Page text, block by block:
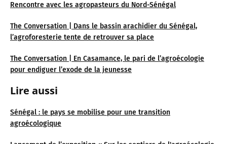
Rencontre avec les agropasteurs du Nord-Sénégal
The Conversation | Dans le bassin arachidier du Sénégal,
l’agroforesterie tente de retrouver sa place
The Conversation | En Casamance, le pari de l’agroécologie
pour endiguer l’exode de la jeunesse
Lire aussi
Sénégal : le pays se mobilise pour une transition
agroécologique